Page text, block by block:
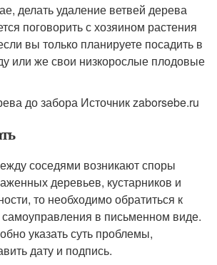
делать удаление ветвей дерева
поговорить с хозяином растения
вы только планируете посадить в
или же свои низкорослые плодовые
до забора Источник zaborsebe.ru
соседями возникают споры
деревьев, кустарников и
то необходимо обратиться к
в письменном виде.
указать суть проблемы,
дату и подпись.